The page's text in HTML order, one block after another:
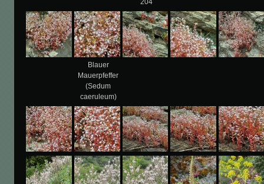
204
Blauer
Mauerpfeffer
(Sedum
caeruleum)